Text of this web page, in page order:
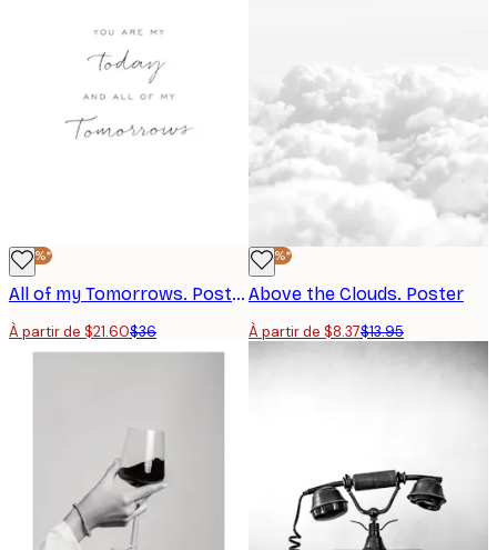
-40%*
All of my Tomorrows. Poster
À partir de $21.60$36
-40%*
Above the Clouds. Poster
À partir de $8.37$13.95